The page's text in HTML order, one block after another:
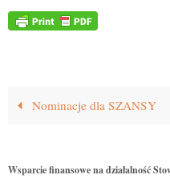
Nominacje dla SZANSY
Wsparcie finansowe na działalność